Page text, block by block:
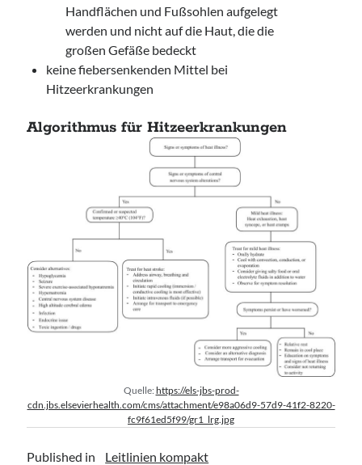
Handflächen und Fußsohlen aufgelegt
werden und nicht auf die Haut, die die
großen Gefäße bedeckt
keine fiebersenkenden Mittel bei
Hitzeerkrankungen
Algorithmus für Hitzeerkrankungen
Quelle:https://els-jbs-prod-
cdn.jbs.elsevierhealth.com/cms/attachment/e98a06d9-57d9-41f2-8220-
fc9f61ed5f99/gr1_lrg.jpg
Published in Leitlinien kompakt